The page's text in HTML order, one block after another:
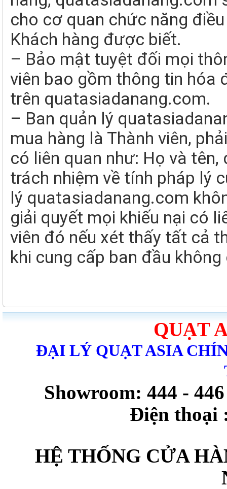
cho cơ quan chức năng
Khách hàng được biết.
– Bảo mật tuyệt đối mọi
viên bao gồm thông tin hóa
trên quatasiadanang.com.
– Ban quản lý
mua hàng là Thành viên,
có liên quan như: Họ và
trách nhiệm về tính pháp lý
lý quatasiadanang.com
giải quyết mọi khiếu nại có
viên đó nếu xét thấy tất cả
khi cung cấp ban đầu
QUẠT
ĐẠI LÝ QUẠT ASIA
Showroom: 444 -
Điện thoại
HỆ THỐNG CỬA